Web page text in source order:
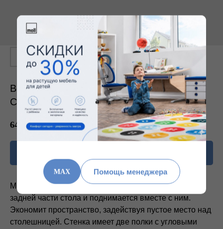
MAX Помощь менеджера
Вертикальная полка Flex Deck для
Champion
64 896 ₽
Многофункциональная стенка Flex Deck крепится к
задней части стола и поднимается вместе с ним.
Экономит пространство, задействуя пустое место над
столешницей. Стенка имеет две полки с угловыми